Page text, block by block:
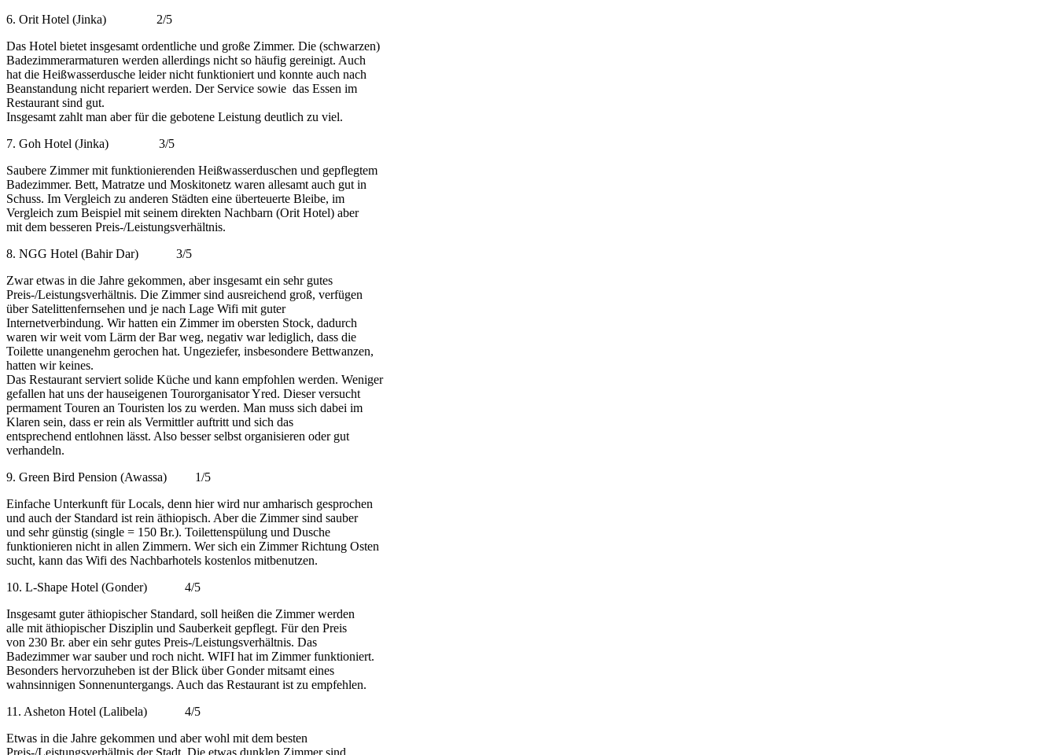
6. Orit Hotel (Jinka) 2/5
Das Hotel bietet insgesamt ordentliche und große Zimmer. Die (schwarzen)
Badezimmerarmaturen werden allerdings nicht so häufig gereinigt. Auch
hat die Heißwasserdusche leider nicht funktioniert und konnte auch nach
Beanstandung nicht repariert werden. Der Service sowie das Essen im
Restaurant sind gut.
Insgesamt zahlt man aber für die gebotene Leistung deutlich zu viel.
7. Goh Hotel (Jinka) 3/5
Saubere Zimmer mit funktionierenden Heißwasserduschen und gepflegtem
Badezimmer. Bett, Matratze und Moskitonetz waren allesamt auch gut in
Schuss. Im Vergleich zu anderen Städten eine überteuerte Bleibe, im
Vergleich zum Beispiel mit seinem direkten Nachbarn (Orit Hotel) aber
mit dem besseren Preis-/Leistungsverhältnis.
8. NGG Hotel (Bahir Dar) 3/5
Zwar etwas in die Jahre gekommen, aber insgesamt ein sehr gutes
Preis-/Leistungsverhältnis. Die Zimmer sind ausreichend groß, verfügen
über Satelittenfernsehen und je nach Lage Wifi mit guter
Internetverbindung. Wir hatten ein Zimmer im obersten Stock, dadurch
waren wir weit vom Lärm der Bar weg, negativ war lediglich, dass die
Toilette unangenehm gerochen hat. Ungeziefer, insbesondere Bettwanzen,
hatten wir keines.
Das Restaurant serviert solide Küche und kann empfohlen werden. Weniger
gefallen hat uns der hauseigenen Tourorganisator Yred. Dieser versucht
permament Touren an Touristen los zu werden. Man muss sich dabei im
Klaren sein, dass er rein als Vermittler auftritt und sich das
entsprechend entlohnen lässt. Also besser selbst organisieren oder gut
verhandeln.
9. Green Bird Pension (Awassa) 1/5
Einfache Unterkunft für Locals, denn hier wird nur amharisch gesprochen
und auch der Standard ist rein äthiopisch. Aber die Zimmer sind sauber
und sehr günstig (single = 150 Br.). Toilettenspülung und Dusche
funktionieren nicht in allen Zimmern. Wer sich ein Zimmer Richtung Osten
sucht, kann das Wifi des Nachbarhotels kostenlos mitbenutzen.
10. L-Shape Hotel (Gonder) 4/5
Insgesamt guter äthiopischer Standard, soll heißen die Zimmer werden
alle mit äthiopischer Disziplin und Sauberkeit gepflegt. Für den Preis
von 230 Br. aber ein sehr gutes Preis-/Leistungsverhältnis. Das
Badezimmer war sauber und roch nicht. WIFI hat im Zimmer funktioniert.
Besonders hervorzuheben ist der Blick über Gonder mitsamt eines
wahnsinnigen Sonnenuntergangs. Auch das Restaurant ist zu empfehlen.
11. Asheton Hotel (Lalibela) 4/5
Etwas in die Jahre gekommen und aber wohl mit dem besten
Preis-/Leistungsverhältnis der Stadt. Die etwas dunklen Zimmer sind